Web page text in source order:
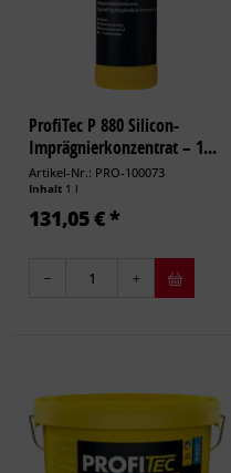
ProfiTec P 880 Silicon-
Imprägnierkonzentrat – 1...
Artikel-Nr.: PRO-100073
Inhalt 1 l
131,05 € *